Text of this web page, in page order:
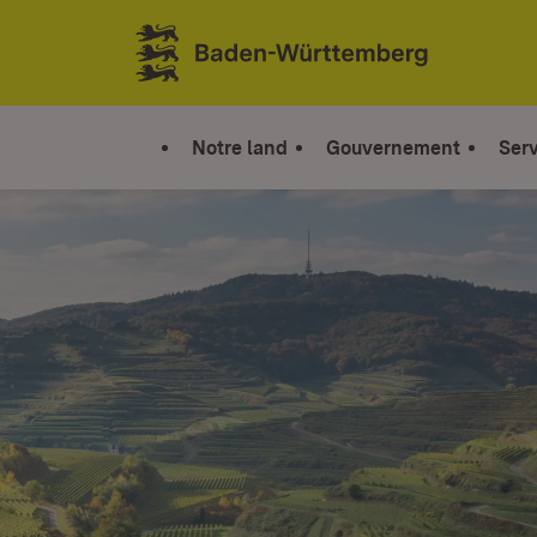
Sauter au contenu
Link zur Startseite
Notre land Gouvernement